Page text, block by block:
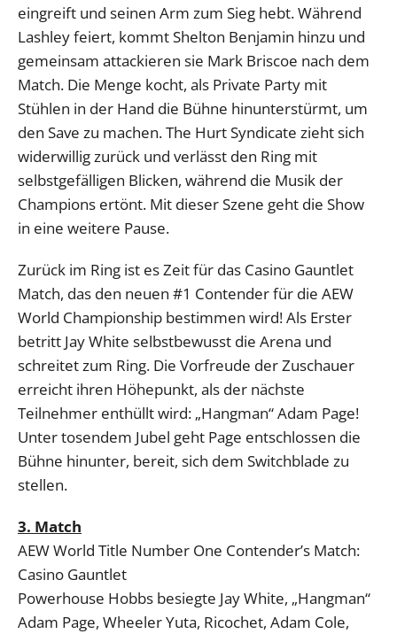
eingreift und seinen Arm zum Sieg hebt. Während
Lashley feiert, kommt Shelton Benjamin hinzu und
gemeinsam attackieren sie Mark Briscoe nach dem
Match. Die Menge kocht, als Private Party mit
Stühlen in der Hand die Bühne hinunterstürmt, um
den Save zu machen. The Hurt Syndicate zieht sich
widerwillig zurück und verlässt den Ring mit
selbstgefälligen Blicken, während die Musik der
Champions ertönt. Mit dieser Szene geht die Show
in eine weitere Pause.
Zurück im Ring ist es Zeit für das Casino Gauntlet
Match, das den neuen #1 Contender für die AEW
World Championship bestimmen wird! Als Erster
betritt Jay White selbstbewusst die Arena und
schreitet zum Ring. Die Vorfreude der Zuschauer
erreicht ihren Höhepunkt, als der nächste
Teilnehmer enthüllt wird: „Hangman“ Adam Page!
Unter tosendem Jubel geht Page entschlossen die
Bühne hinunter, bereit, sich dem Switchblade zu
stellen.
3. Match
AEW World Title Number One Contender’s Match:
Casino Gauntlet
Powerhouse Hobbs besiegte Jay White, „Hangman“
Adam Page, Wheeler Yuta, Ricochet, Adam Cole,